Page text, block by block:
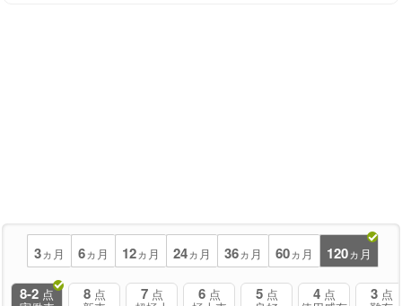
3ヵ月 6ヵ月 12ヵ月 24ヵ月 36ヵ月 60ヵ月 120ヵ月
8-2 点 8 点 7 点 6 点 5 点 4 点 3 点